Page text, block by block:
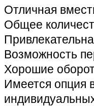
Отличная
Общее
Возможность
Хорошие
Имеется опция